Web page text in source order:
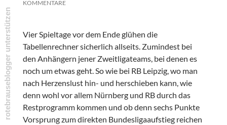
KOMMENTARE
Vier Spieltage vor dem Ende glühen die
Tabellenrechner sicherlich allseits. Zumindest bei
den Anhängern jener Zweitligateams, bei denen es
noch um etwas geht. So wie bei RB Leipzig, wo man
nach Herzenslust hin- und herschieben kann, wie
denn wohl vor allem Nürnberg und RB durch das
Restprogramm kommen und ob denn sechs Punkte
Vorsprung zum direkten Bundesligaaufstieg reichen
rotebrauseblogger unterstützen